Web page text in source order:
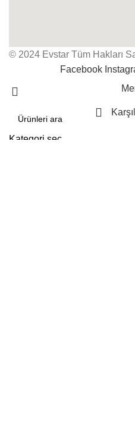
© 2024 Evstar Tüm Hakları
Facebook
Kategori seç